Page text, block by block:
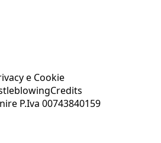
e Cookie
Credits
P.Iva 00743840159